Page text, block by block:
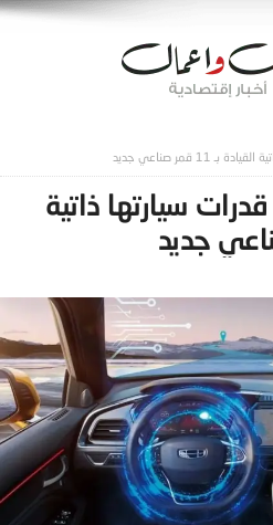
قمر صناعي جديد
سيارتها ذاتية